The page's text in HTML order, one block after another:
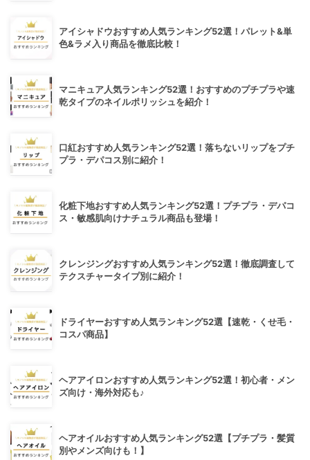
アイシャドウおすすめ人気ランキング52選！パレット&単
色&ラメ入り商品を徹底比較！
マニキュア人気ランキング52選！おすすめのプチプラや速
乾タイプのネイルポリッシュを紹介！
口紅おすすめ人気ランキング52選！落ちないリップをプチ
プラ・デパコス別に紹介！
化粧下地おすすめ人気ランキング52選！プチプラ・デパコ
ス・敏感肌向けナチュラル商品も登場！
クレンジングおすすめ人気ランキング52選！徹底調査して
テクスチャータイプ別に紹介！
ドライヤーおすすめ人気ランキング52選【速乾・くせ毛・
コスパ商品】
ヘアアイロンおすすめ人気ランキング52選！初心者・メン
ズ向け・海外対応も♪
ヘアオイルおすすめ人気ランキング52選【プチプラ・髪質
別やメンズ向けも！】